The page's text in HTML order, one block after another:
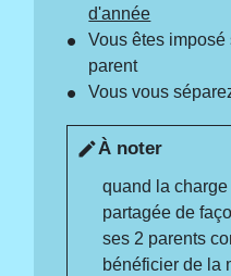
d'année
Vous êtes
parent
Vous vous
editÀ noter
quand la
partagée de
ses 2 parents
bénéficier de la